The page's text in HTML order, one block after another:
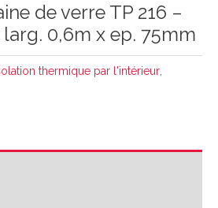
de verre TP 216 –
larg. 0,6m x ep. 75mm
thermique par l'intérieur